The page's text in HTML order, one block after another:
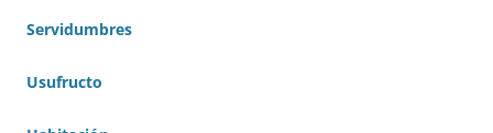
Servidumbres
Usufructo